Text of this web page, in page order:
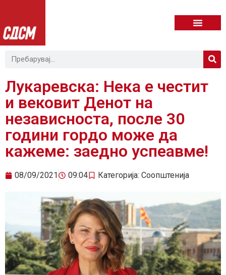
Лукаревска: Нека е честит
и вековит Денот на
независностa, после 30
години гордо може да
кажеме: заедно успеавме!
08/09/2021 09:04 Категорија: Соопштенија